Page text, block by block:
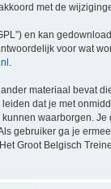
met de
en kan
voor wat
materiaal bevat
dat je met
waarborgen. Je
gebruiker ga je
Groot Belgisch